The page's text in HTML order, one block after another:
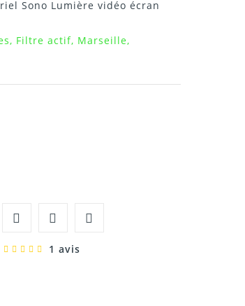
Sono Lumière vidéo écran
Filtre actif, Marseille,
1 avis